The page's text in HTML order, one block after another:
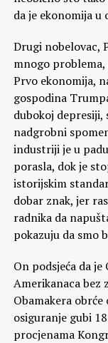
da je ekonomija u
Drugi nobelovac,
mnogo problema,
Prvo ekonomija,
gospodina
dubokoj
nadgrobni
industriji je u
porasla, dok je
istorijskim
dobar znak, jer
radnika da
pokazuju da smo
On podsjeća da
Amerikanaca bez
Obamakera
osiguranje gubi
procjenama